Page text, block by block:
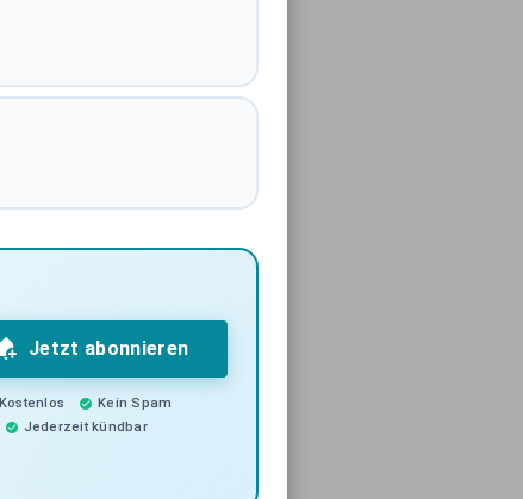
Jetzt abonnieren
Kostenlos
Kein Spam
Jederzeit kündbar